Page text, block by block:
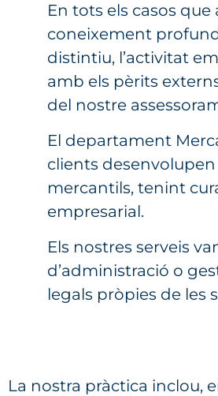
En tots els casos
coneixement
distintiu, l’activitat
amb els pèrits
del nostre
El departament
clients
mercantils, tenint
empresarial.
Els nostres serveis
d’administració o
legals pròpies de les
La nostra pràctica inclou,